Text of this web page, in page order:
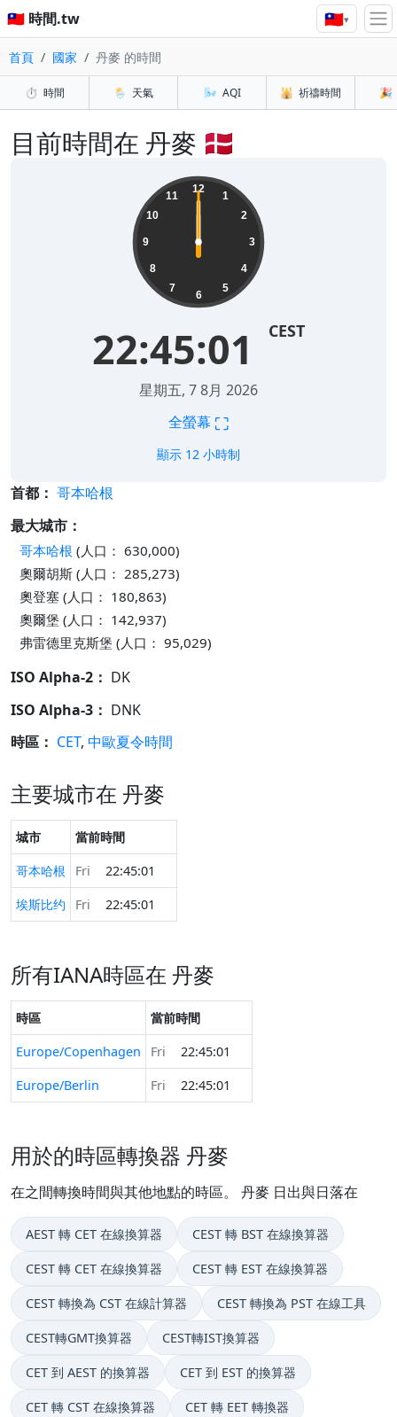
🇹🇼 時間.tw 🇹🇼▾
首頁 國家 丹麥 的時間
⏱️ 時間 🌦️ 天氣 🌬️ AQI 🕌 祈禱時間 🎉
目前時間在 丹麥 🇩🇰
12
1
2
3
4
5
6
7
8
9
10
11
22:45:01 CEST
星期五, 7 8月 2026
全螢幕 ⛶
顯示 12 小時制
首都： 哥本哈根
最大城市：
哥本哈根 (人口： 630,000)
奧爾胡斯 (人口： 285,273)
奧登塞 (人口： 180,863)
奧爾堡 (人口： 142,937)
弗雷德里克斯堡 (人口： 95,029)
ISO Alpha-2： DK
ISO Alpha-3： DNK
時區： CET, 中歐夏令時間
主要城市在 丹麥
城市
當前時間
哥本哈根
Fri
22:45:01
埃斯比约
Fri 22:45:01
所有IANA時區在 丹麥
時區
當前時間
Europe/Copenhagen
Fri
22:45:01
Europe/Berlin
Fri 22:45:01
用於的時區轉換器 丹麥
在之間轉換時間與其他地點的時區。 丹麥 日出與日落在
AEST 轉 CET 在線換算器 CEST 轉 BST 在線換算器
CEST 轉 CET 在線換算器 CEST 轉 EST 在線換算器
CEST 轉換為 CST 在線計算器 CEST 轉換為 PST 在線工具
CEST轉GMT換算器 CEST轉IST換算器
CET 到 AEST 的換算器 CET 到 EST 的換算器
CET 轉 CST 在線換算器 CET 轉 EET 轉換器